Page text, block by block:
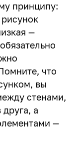
принципу:
—
что
вы
стенами,
а
—